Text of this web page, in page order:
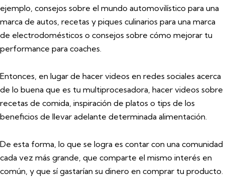
ejemplo, consejos sobre el mundo automovilístico para una
marca de autos, recetas y piques culinarios para una marca
de electrodomésticos o consejos sobre cómo mejorar tu
performance para coaches.
Entonces, en lugar de hacer videos en redes sociales acerca
de lo buena que es tu multiprocesadora, hacer videos sobre
recetas de comida, inspiración de platos o tips de los
beneficios de llevar adelante determinada alimentación.
De esta forma, lo que se logra es contar con una comunidad
cada vez más grande, que comparte el mismo interés en
común, y que sí gastarían su dinero en comprar tu producto.